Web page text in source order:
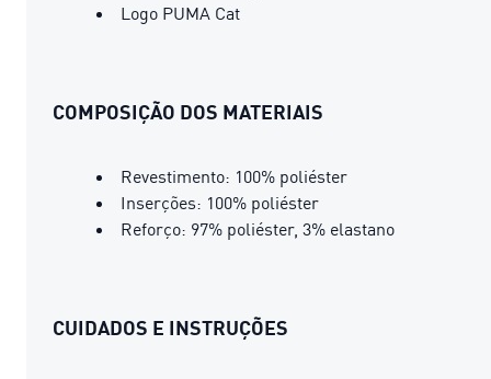
Logo PUMA Cat
COMPOSIÇÃO DOS MATERIAIS
Revestimento: 100% poliéster
Inserções: 100% poliéster
Reforço: 97% poliéster, 3% elastano
CUIDADOS E INSTRUÇÕES